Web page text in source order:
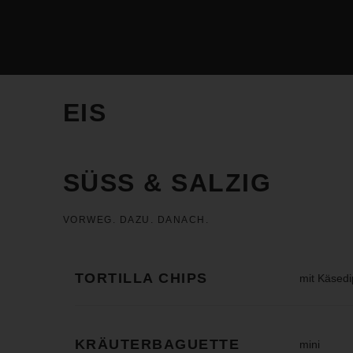
EIS
SÜSS & SALZIG
VORWEG. DAZU. DANACH.
TORTILLA CHIPS mit
KRÄUTERBAGUETTE mini